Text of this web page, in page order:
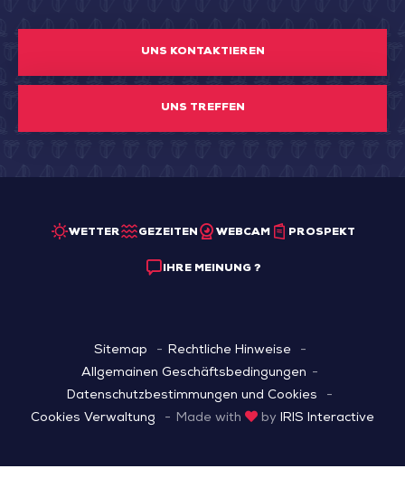
UNS KONTAKTIEREN
UNS TREFFEN
WETTER GEZEITEN WEBCAM PROSPEKT
IHRE MEINUNG ?
Sitemap
Rechtliche Hinweise
Allgemainen Geschäftsbedingungen
Datenschutzbestimmungen und Cookies
Cookies Verwaltung
Made with by IRIS Interactive